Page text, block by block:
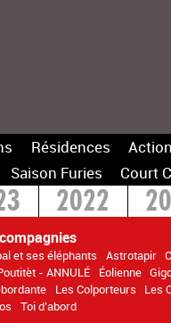
Résidences
Saison Furies Court
2022
et ses éléphants Astrotapir
- ANNULÉ
Éolienne
Les Colporteurs
Les
Toi d’abord